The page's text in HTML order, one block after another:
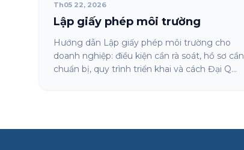
Th05 22, 2026
Lập giấy phép môi trường
Hướng dẫn Lập giấy phép môi trường cho
doanh nghiệp: điều kiện cần rà soát, hồ sơ cần
chuẩn bị, quy trình triển khai và cách Đại Q...